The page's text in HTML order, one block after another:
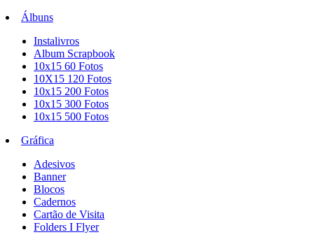
Álbuns
Instalivros
Album Scrapbook
10x15 60 Fotos
10X15 120 Fotos
10x15 200 Fotos
10x15 300 Fotos
10x15 500 Fotos
Gráfica
Adesivos
Banner
Blocos
Cadernos
Cartão de Visita
Folders I Flyer